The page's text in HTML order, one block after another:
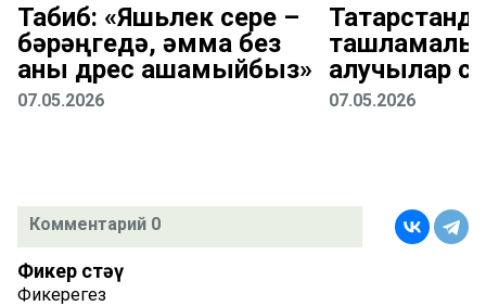
Табиб: «Яшьлек сере –
бәрәңгедә, әмма без
аны дөрес ашамыйбыз»
07.05.2026
ташламалы
алучылар
07.05.2026
Комментарий 0
Фикер өстәү
Фикерегез